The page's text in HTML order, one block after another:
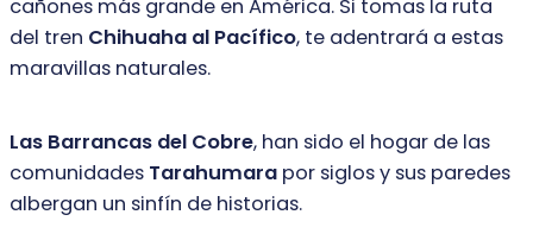
cañones más grande en América. Si tomas la ruta
del tren Chihuaha al Pacífico, te adentrará a estas
maravillas naturales.
Las Barrancas del Cobre, han sido el hogar de las
comunidades Tarahumara por siglos y sus paredes
albergan un sinfín de historias.